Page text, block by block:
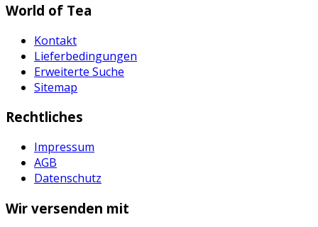
World of Tea
Kontakt
Lieferbedingungen
Erweiterte Suche
Sitemap
Rechtliches
Impressum
AGB
Datenschutz
Wir versenden mit